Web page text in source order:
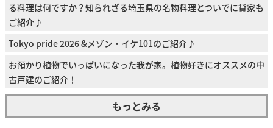
る料理は何ですか？知られざる埼玉県の名物料理とついでに貸家も
ご紹介♪
Tokyo pride 2026 &メゾン・イケ101のご紹介♪
お預かり植物でいっぱいになった我が家。植物好きにオススメの中
古戸建のご紹介！
もっとみる